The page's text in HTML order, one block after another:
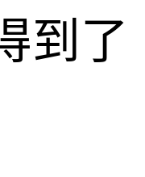
到了